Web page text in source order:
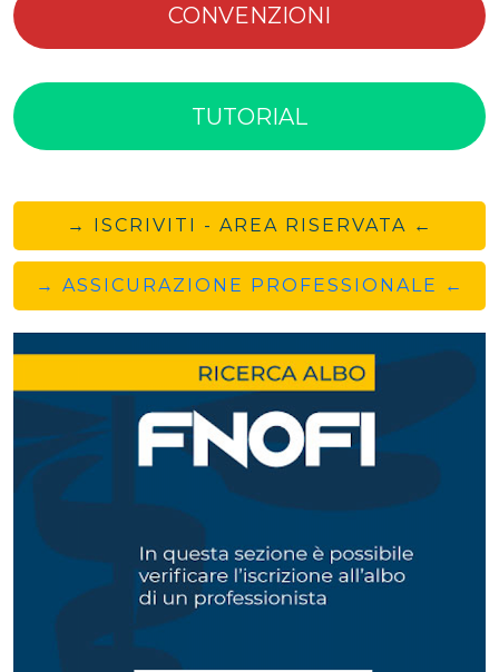
CONVENZIONI
TUTORIAL
→ ISCRIVITI - AREA RISERVATA ←
→ ASSICURAZIONE PROFESSIONALE ←